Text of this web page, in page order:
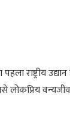
पहला
वन्यजीव